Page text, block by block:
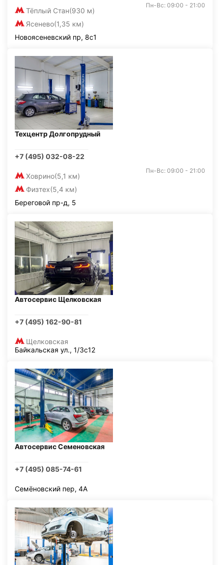
Тёплый Стан(930 м)
Ясенево(1,35 км)
Пн-Вс: 09:00 - 21:00
Новоясеневский пр, 8с1
Техцентр Долгопрудный
+7 (495) 032-08-22
Ховрино(5,1 км)
Физтех(5,4 км)
Пн-Вс: 09:00 - 21:00
Береговой пр-д, 5
Автосервис Щелковская
+7 (495) 162-90-81
Щелковская
Байкальская ул., 1/3с12
Автосервис Семеновская
+7 (495) 085-74-61
Семёновский пер, 4А